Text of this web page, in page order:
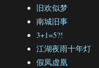
旧欢似梦
南城旧事
3+1=5?!
江湖夜雨十年灯
假凤虚凰